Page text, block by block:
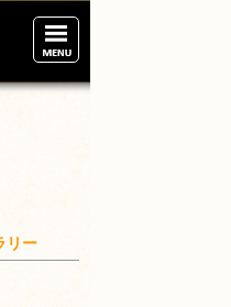
リー